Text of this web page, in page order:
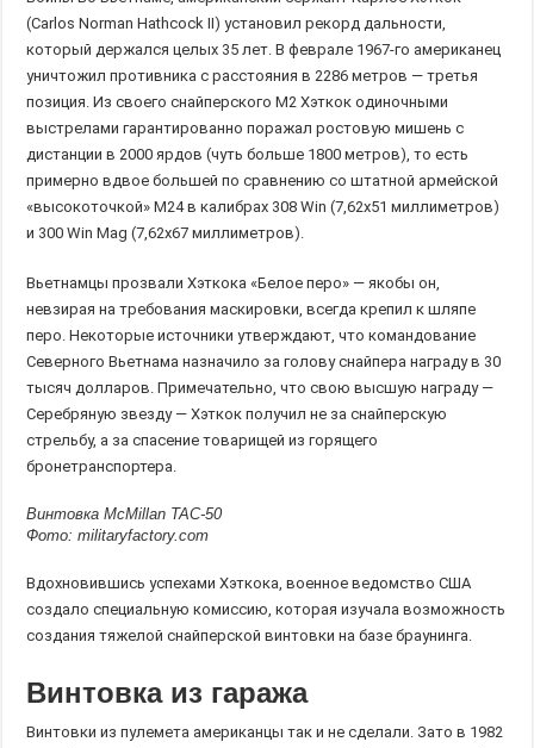
(Carlos Norman Hathcock II) установил рекорд дальности,
который держался целых 35 лет. В феврале 1967-го американец
уничтожил противника с расстояния в 2286 метров — третья
позиция. Из своего снайперского М2 Хэткок одиночными
выстрелами гарантированно поражал ростовую мишень с
дистанции в 2000 ярдов (чуть больше 1800 метров), то есть
примерно вдвое большей по сравнению со штатной армейской
«высокоточкой» М24 в калибрах 308 Win (7,62х51 миллиметров)
и 300 Win Mag (7,62х67 миллиметров).
Вьетнамцы прозвали Хэткока «Белое перо» — якобы он,
невзирая на требования маскировки, всегда крепил к шляпе
перо. Некоторые источники утверждают, что командование
Северного Вьетнама назначило за голову снайпера награду в 30
тысяч долларов. Примечательно, что свою высшую награду —
Серебряную звезду — Хэткок получил не за снайперскую
стрельбу, а за спасение товарищей из горящего
бронетранспортера.
Винтовка McMillan TAC-50
Фото: militaryfactory.com
Вдохновившись успехами Хэткока, военное ведомство США
создало специальную комиссию, которая изучала возможность
создания тяжелой снайперской винтовки на базе браунинга.
Винтовка из гаража
Винтовки из пулемета американцы так и не сделали. Зато в 1982